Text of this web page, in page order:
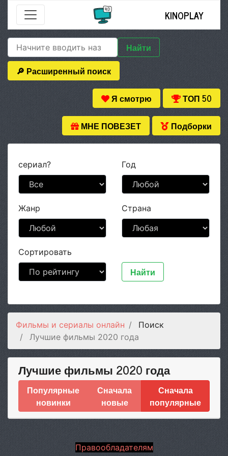
KINOPLAY
Найти
🔎 Расширенный поиск
Я смотрю ТОП 50
МНЕ ПОВЕЗЕТ Подборки
сериал? Год
Жанр Страна
Сортировать
Найти
Фильмы и сериалы онлайн
Поиск
Лучшие фильмы 2020 года
Лучшие фильмы 2020 года
Популярные
новинки
Сначала
новые
Сначала
популярные
Правообладателям